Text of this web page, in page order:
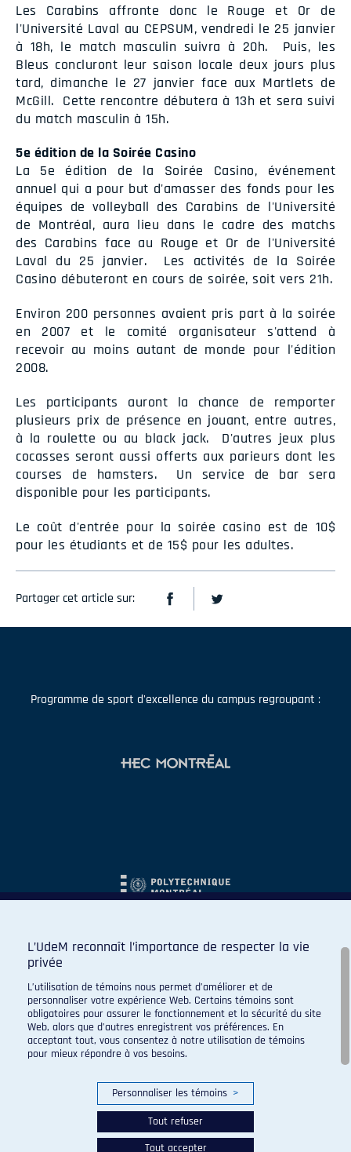
Les Carabins affronte donc le Rouge et Or de
l'Université Laval au CEPSUM, vendredi le 25 janvier
à 18h, le match masculin suivra à 20h. Puis, les
Bleus concluront leur saison locale deux jours plus
tard, dimanche le 27 janvier face aux Martlets de
McGill. Cette rencontre débutera à 13h et sera suivi
du match masculin à 15h.
5e édition de la Soirée Casino
La 5e édition de la Soirée Casino, événement
annuel qui a pour but d'amasser des fonds pour les
équipes de volleyball des Carabins de l'Université
de Montréal, aura lieu dans le cadre des matchs
des Carabins face au Rouge et Or de l'Université
Laval du 25 janvier. Les activités de la Soirée
Casino débuteront en cours de soirée, soit vers 21h.
Environ 200 personnes avaient pris part à la soirée
en 2007 et le comité organisateur s'attend à
recevoir au moins autant de monde pour l'édition
2008.
Les participants auront la chance de remporter
plusieurs prix de présence en jouant, entre autres,
à la roulette ou au black jack. D'autres jeux plus
cocasses seront aussi offerts aux parieurs dont les
courses de hamsters. Un service de bar sera
disponible pour les participants.
Le coût d'entrée pour la soirée casino est de 10$
pour les étudiants et de 15$ pour les adultes.
Partager cet article sur:
Programme de sport d'excellence du campus regroupant :
L’UdeM reconnaît l’importance de respecter la vie
privée
L’utilisation de témoins nous permet d’améliorer et de
personnaliser votre expérience Web. Certains témoins sont
obligatoires pour assurer le fonctionnement et la sécurité du site
Web, alors que d’autres enregistrent vos préférences. En
acceptant tout, vous consentez à notre utilisation de témoins
pour mieux répondre à vos besoins.
Personnaliser les témoins >
Tout refuser
Tout accepter